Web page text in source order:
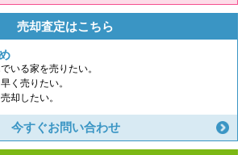
売却査定はこちら
いる家を売りたい。
く売りたい。
却したい。
今すぐお問い合わせ